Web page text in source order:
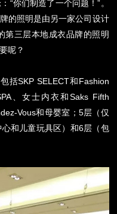
“你们制造了一个问题！”。
的照明是由另一家公司设计
第三层本地成衣品牌的照明
呢？
括SKP SELECT和Fashion
、女士内衣和Saks Fifth
Vous和母婴室； 5层（仅
和儿童玩具区）和6层（包